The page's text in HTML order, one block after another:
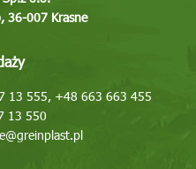
36-007 Krasne
13 555, +48 663 663 455
13 550